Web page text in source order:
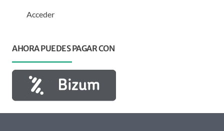
Acceder
AHORA PUEDES PAGAR CON